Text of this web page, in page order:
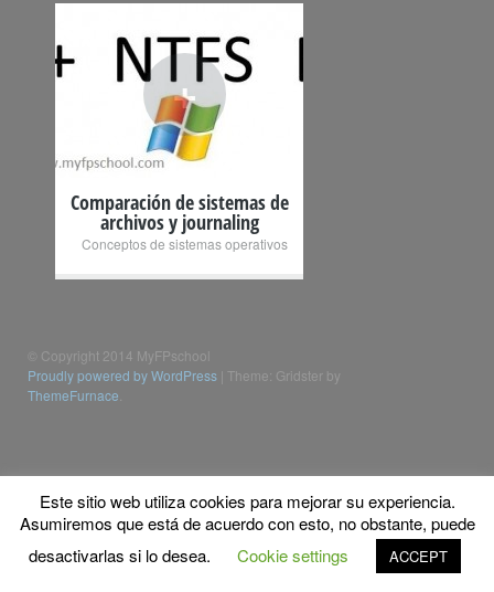
+
Comparación de sistemas de
archivos y journaling
Conceptos de sistemas operativos
© Copyright 2014 MyFPschool
Proudly powered by WordPress Theme: Gridster by
ThemeFurnace
Este sitio web utiliza cookies para mejorar su experiencia.
Asumiremos que está de acuerdo con esto, no obstante, puede
desactivarlas si lo desea.
Cookie settings ACCEPT